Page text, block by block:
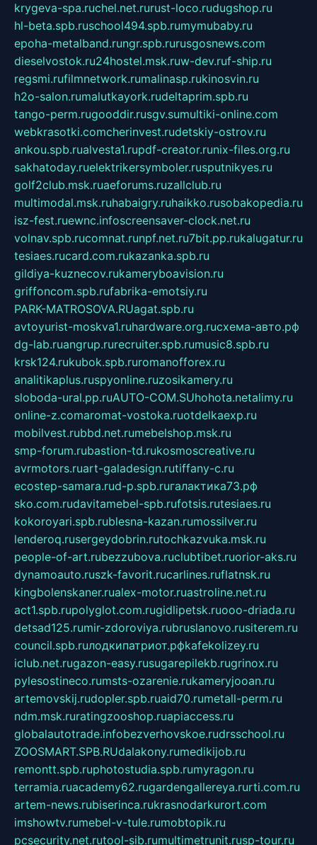
krygeva-spa.ruchel.net.rurust-loco.rudugshop.ru
hl-beta.spb.ruschool494.spb.rumymubaby.ru
epoha-metalband.rungr.spb.rurusgosnews.com
dieselvostok.ru24hostel.msk.ruw-dev.ruf-ship.ru
regsmi.rufilmnetwork.rumalinasp.rukinosvin.ru
h2o-salon.rumalutkayork.rudeltaprim.spb.ru
tango-perm.rugooddir.rusgv.sumultiki-online.com
webkrasotki.comcherinvest.rudetskiy-ostrov.ru
ankou.spb.rualvesta1.rupdf-creator.runix-files.org.ru
sakhatoday.ruelektrikersymboler.rusputnikyes.ru
golf2club.msk.ruaeforums.ruzallclub.ru
multimodal.msk.ruhabaigry.ruhaikko.rusobakopedia.ru
isz-fest.ruewnc.infoscreensaver-clock.net.ru
volnav.spb.rucomnat.runpf.net.ru7bit.pp.rukalugatur.ru
tesiaes.rucard.com.rukazanka.spb.ru
gildiya-kuznecov.rukameryboavision.ru
griffoncom.spb.rufabrika-emotsiy.ru
PARK-MATROSOVA.RUagat.spb.ru
avtoyurist-moskva1.ruhardware.org.ruсхема-авто.рф
dg-lab.ruangrup.rurecruiter.spb.rumusic8.spb.ru
krsk124.rukubok.spb.ruromanofforex.ru
analitikaplus.ruspyonline.ruzosikamery.ru
sloboda-ural.pp.ruAUTO-COM.SUhohota.netalimy.ru
online-z.comaromat-vostoka.ruotdelkaexp.ru
mobilvest.rubbd.net.rumebelshop.msk.ru
smp-forum.rubastion-td.rukosmoscreative.ru
avrmotors.ruart-galadesign.rutiffany-c.ru
ecostep-samara.rud-p.spb.ruгалактика73.рф
sko.com.rudavitamebel-spb.rufotsis.rutesiaes.ru
kokoroyari.spb.rublesna-kazan.rumossilver.ru
lenderoq.rusergeydobrin.rutochkazvuka.msk.ru
people-of-art.rubezzubova.ruclubtibet.ruorior-aks.ru
dynamoauto.ruszk-favorit.rucarlines.ruflatnsk.ru
kingbolenskaner.rualex-motor.ruastroline.net.ru
act1.spb.rupolyglot.com.rugidlipetsk.ruooo-driada.ru
detsad125.rumir-zdoroviya.rubruslanovo.rusiterem.ru
council.spb.ruлодкипатриот.рфkafekolizey.ru
iclub.net.rugazon-easy.rusugarepilekb.rugrinox.ru
pylesostineco.rumsts-ozarenie.rukameryjooan.ru
artemovskij.rudopler.spb.ruaid70.rumetall-perm.ru
ndm.msk.ruratingzooshop.ruapiaccess.ru
globalautotrade.infobezverhovskoe.rudrsschool.ru
ZOOSMART.SPB.RUdalakony.rumedikijob.ru
remontt.spb.ruphotostudia.spb.rumyragon.ru
terramia.ruacademy62.rugardengallereya.rurti.com.ru
artem-news.rubiserinca.rukrasnodarkurort.com
imshowtv.rumebel-v-tule.rumobtopik.ru
pcsecurity.net.rutool-sib.rumultimetrunit.rusp-tour.ru